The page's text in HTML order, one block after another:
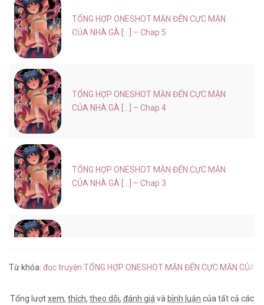
TỔNG HỢP ONESHOT MẶN ĐẾN CỰC MẶN
CỦA NHÀ GÀ [...] – Chap 5
TỔNG HỢP ONESHOT MẶN ĐẾN CỰC MẶN
CỦA NHÀ GÀ [...] – Chap 4
TỔNG HỢP ONESHOT MẶN ĐẾN CỰC MẶN
CỦA NHÀ GÀ [...] – Chap 3
Từ khóa: đọc truyện TỔNG HỢP ONESHOT MẶN ĐẾN CỰC MẶN CỦA
Tổng lượtxem, thích, theo dõi, đánh giávà bình luận của tất cả các